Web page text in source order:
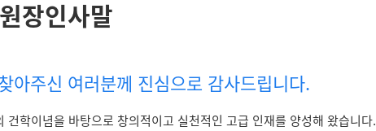
원장인사말
아주신 여러분께 진심으로 감사드립니다.
건학이념을 바탕으로 창의적이고 실천적인 고급 인재를 양성해 왔습니다.